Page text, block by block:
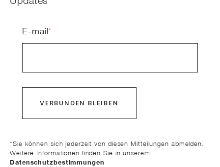
E-mail*
*Sie können sich jederzeit von diesen Mitteilungen abmelden.
Weitere Informationen finden Sie in unserem
Datenschutzbestimmungen